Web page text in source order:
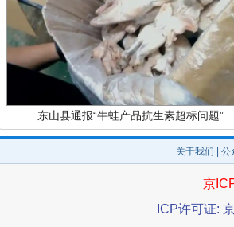
东山县通报“牛蛙产品抗生素超标问题”
关于我们 公
京
ICP许可证: